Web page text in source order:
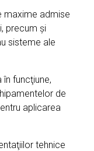
maxime admise
precum şi
sisteme ale
funcţiune,
de
aplicarea
tehnice